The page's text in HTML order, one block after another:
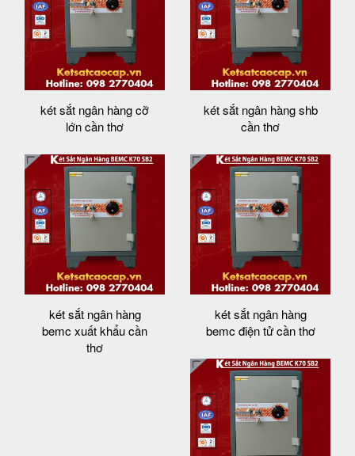
két sắt ngân hàng cỡ
lớn cần thơ
két sắt ngân hàng shb
cần thơ
két sắt ngân hàng
bemc xuất khẩu cần
thơ
két sắt ngân hàng
bemc điện tử cần thơ